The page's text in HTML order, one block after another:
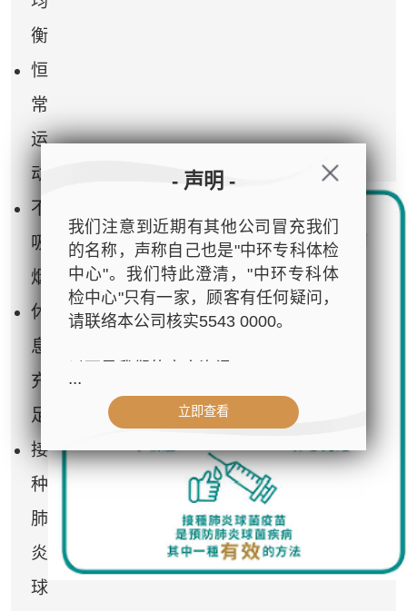
衡
恒
常
运
动
不
吸
烟
休
息
充
足
接
种
肺
炎
球
- 声明 -
我们注意到近期有其他公司冒充我们
的名称，声称自己也是"中环专科体检
中心"。我们特此澄清，"中环专科体
检中心"只有一家，顾客有任何疑问，
请联络本公司核实5543 0000。
- 公司名称：中环专科体检中心（The
- 地址：香港皇后大道中99号中环中
心42楼4203室（中环港铁站出口
- 服务热线：(852) 3180 9809
- WhatsApp：(852) 5543 0000
- 电子邮箱：cs@tchc.hk
...
立即查看